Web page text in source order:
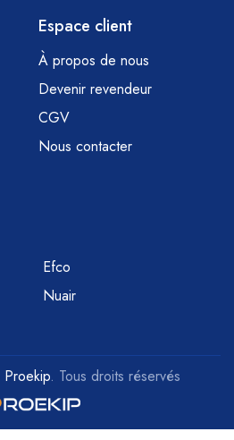
Espace client
À propos de nous
Devenir revendeur
CGV
Nous contacter
Efco
Nuair
Proekip. Tous droits réservés